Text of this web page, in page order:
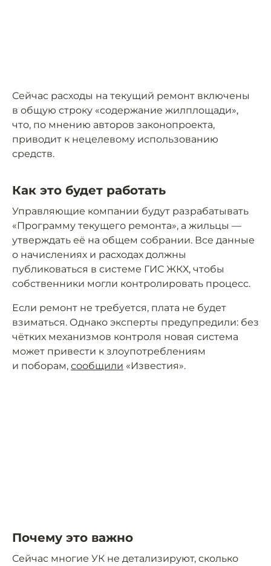
Сейчас расходы на текущий ремонт включены
в общую строку «содержание жилплощади»,
что, по мнению авторов законопроекта,
приводит к нецелевому использованию
средств.
Как это будет работать
Управляющие компании будут разрабатывать
«Программу текущего ремонта», а жильцы —
утверждать её на общем собрании. Все данные
о начислениях и расходах должны
публиковаться в системе ГИС ЖКХ, чтобы
собственники могли контролировать процесс.
Если ремонт не требуется, плата не будет
взиматься. Однако эксперты предупредили: без
чётких механизмов контроля новая система
может привести к злоупотреблениям
и поборам, сообщили «Известия».
Почему это важно
Сейчас многие УК не детализируют, сколько